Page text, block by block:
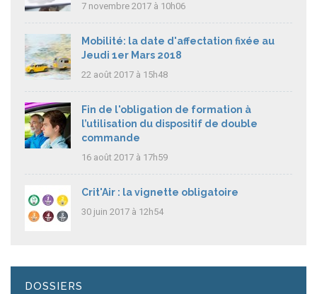
7 novembre 2017 à 10h06
Mobilité: la date d'affectation fixée au
Jeudi 1er Mars 2018
22 août 2017 à 15h48
Fin de l'obligation de formation à
l’utilisation du dispositif de double
commande
16 août 2017 à 17h59
Crit'Air : la vignette obligatoire
30 juin 2017 à 12h54
DOSSIERS